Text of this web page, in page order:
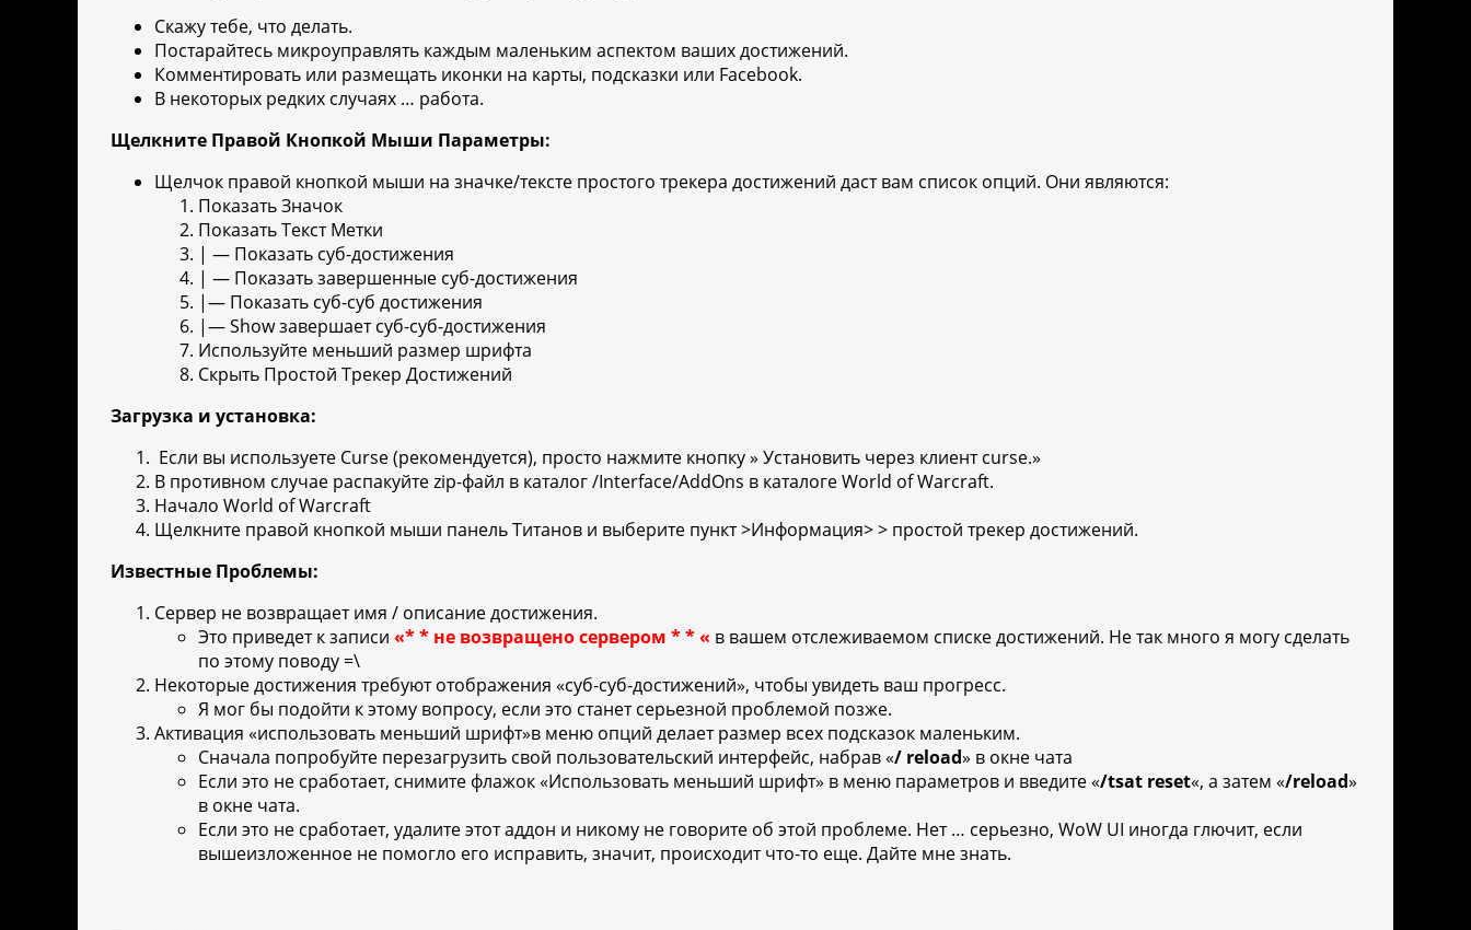
Скажу тебе, что делать.
Постарайтесь микроуправлять каждым маленьким аспектом ваших достижений.
Комментировать или размещать иконки на карты, подсказки или Facebook.
В некоторых редких случаях … работа.
Щелкните Правой Кнопкой Мыши Параметры:
Щелчок правой кнопкой мыши на значке/тексте простого трекера достижений даст вам список опций. Они являются:
Показать Значок
Показать Текст Метки
| — Показать суб-достижения
| — Показать завершенные суб-достижения
|— Показать суб-суб достижения
|— Show завершает суб-суб-достижения
Используйте меньший размер шрифта
Скрыть Простой Трекер Достижений
Загрузка и установка:
Если вы используете Curse (рекомендуется), просто нажмите кнопку » Установить через клиент curse.»
В противном случае распакуйте zip-файл в каталог /Interface/AddOns в каталоге World of Warcraft.
Начало World of Warcraft
Щелкните правой кнопкой мыши панель Титанов и выберите пункт >Информация> > простой трекер достижений.
Известные Проблемы:
Сервер не возвращает имя / описание достижения.
Это приведет к записи «* * не возвращено сервером * * « в вашем отслеживаемом списке достижений. Не так много я могу сделать
по этому поводу =\
Некоторые достижения требуют отображения «суб-суб-достижений», чтобы увидеть ваш прогресс.
Я мог бы подойти к этому вопросу, если это станет серьезной проблемой позже.
Активация «использовать меньший шрифт»в меню опций делает размер всех подсказок маленьким.
Сначала попробуйте перезагрузить свой пользовательский интерфейс, набрав «/ reload» в окне чата
Если это не сработает, снимите флажок «Использовать меньший шрифт» в меню параметров и введите «/tsat reset«, а затем «/reload»
в окне чата.
Если это не сработает, удалите этот аддон и никому не говорите об этой проблеме. Нет … серьезно, WoW UI иногда глючит, если
вышеизложенное не помогло его исправить, значит, происходит что-то еще. Дайте мне знать.